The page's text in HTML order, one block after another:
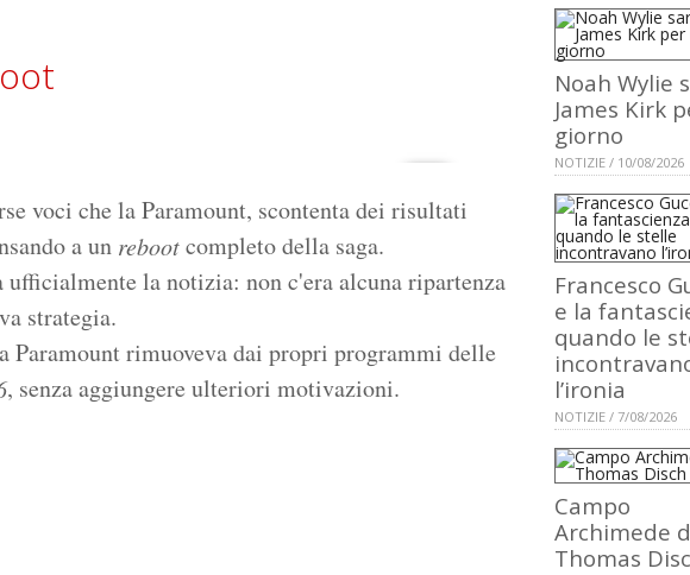
voci che la Paramount, scontenta dei risultati
a un rebootcompleto della saga.
ufficialmente la notizia: non c'era alcuna ripartenza
strategia.
rimuoveva dai propri programmi delle
, senza aggiungere ulteriori motivazioni.
Noah Wylie
James Kirk
giorno
NOTIZIE / 10/08/2026
Francesco
e la
quando le
l’ironia
NOTIZIE / 7/08/2026
Campo
Archimede
Thomas